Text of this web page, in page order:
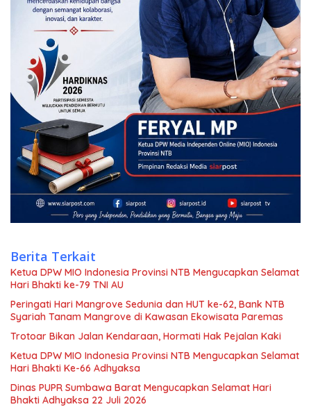
Berita Terkait
Ketua DPW MIO Indonesia Provinsi NTB Mengucapkan Selamat
Hari Bhakti ke-79 TNI AU
Peringati Hari Mangrove Sedunia dan HUT ke-62, Bank NTB
Syariah Tanam Mangrove di Kawasan Ekowisata Paremas
Trotoar Bikan Jalan Kendaraan, Hormati Hak Pejalan Kaki
Ketua DPW MIO Indonesia Provinsi NTB Mengucapkan Selamat
Hari Bhakti Ke-66 Adhyaksa
Dinas PUPR Sumbawa Barat Mengucapkan Selamat Hari
Bhakti Adhyaksa 22 Juli 2026